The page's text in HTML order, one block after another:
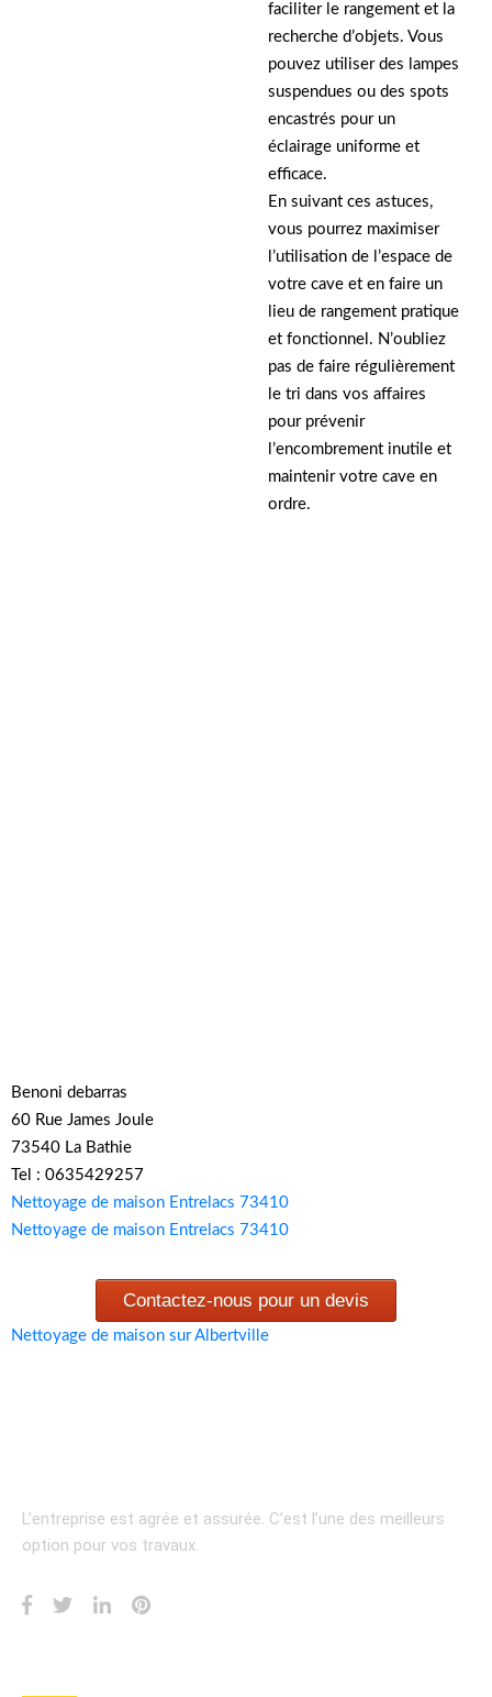
faciliter le rangement et la
recherche d’objets. Vous
pouvez utiliser des lampes
suspendues ou des spots
encastrés pour un
éclairage uniforme et
efficace.
En suivant ces astuces,
vous pourrez maximiser
l’utilisation de l’espace de
votre cave et en faire un
lieu de rangement pratique
et fonctionnel. N’oubliez
pas de faire régulièrement
le tri dans vos affaires
pour prévenir
l’encombrement inutile et
maintenir votre cave en
ordre.
Benoni debarras
60 Rue James Joule
73540 La Bathie
Tel : 0635429257
Nettoyage de maison Entrelacs 73410
Nettoyage de maison Entrelacs 73410
Contactez-nous pour un devis
Nettoyage de maison sur Albertville
L’entreprise est agrée et assurée. C’est l’une des meilleurs
option pour vos travaux.